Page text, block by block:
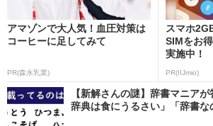
アマゾンで大人気！血圧対策は
コーヒーに足してみて
PR(森永乳業)
スマホ
SIMをお
実施中！
PR(IIJmio)
【新解さんの謎】辞書マニア
辞典は食にうるさい」「辞書な